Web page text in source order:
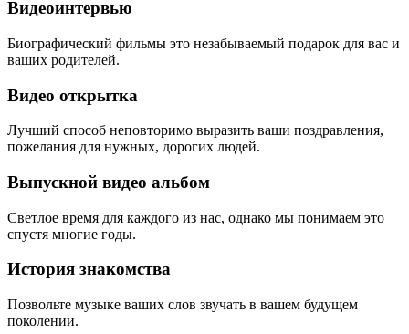
Видеоинтервью
Биографический фильмы это незабываемый подарок для вас и
ваших родителей.
Видео открытка
Лучший способ неповторимо выразить ваши поздравления,
пожелания для нужных, дорогих людей.
Выпускной видео альбом
Светлое время для каждого из нас, однако мы понимаем это
спустя многие годы.
История знакомства
Позвольте музыке ваших слов звучать в вашем будущем
поколении.